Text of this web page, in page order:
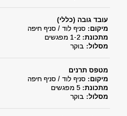
עובד גובה (כללי)
מיקום: סניף לוד / סניף חיפה
מתכונת:
מסלול: בוקר
מטפס תרנים
מיקום: סניף לוד / סניף חיפה
מתכונת:
מסלול: בוקר